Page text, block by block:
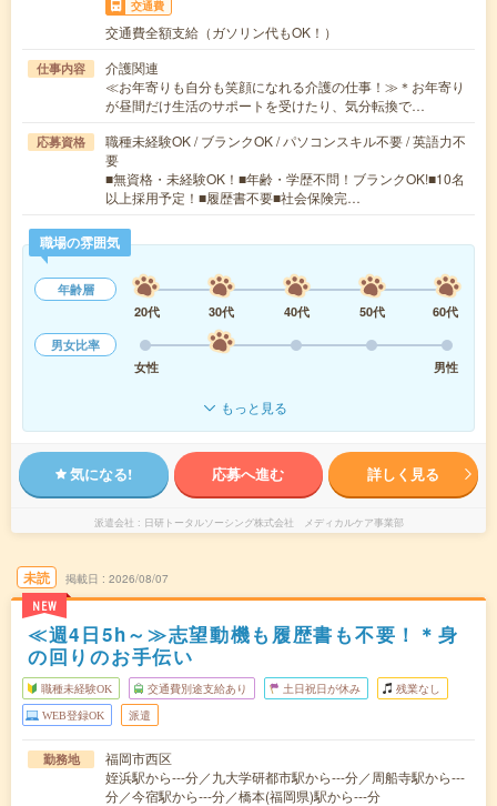
交通費
交通費全額支給（ガソリン代もOK！）
仕事内容
介護関連
≪お年寄りも自分も笑顔になれる介護の仕事！≫＊お年寄り
が昼間だけ生活のサポートを受けたり、気分転換で…
応募資格
職種未経験OK / ブランクOK / パソコンスキル不要 / 英語力不
要
■無資格・未経験OK！■年齢・学歴不問！ブランクOK!■10名
以上採用予定！■履歴書不要■社会保険完…
職場の雰囲気
年齢層
20代
30代 40代 50代
60代
男女比率
女性
男性
もっと見る
気になる! 応募へ進む 詳しく見る
派遣会社 日研トータルソーシング株式会社 メディカルケア事業部
未読
NEW
掲載日 2026/08/07
≪週4日5h～≫志望動機も履歴書も不要！＊身
の回りのお手伝い
職種未経験OK 交通費別途支給あり 土日祝日が休み 残業なし
WEB登録OK 派遣
勤務地
福岡市西区
姪浜駅から---分／九大学研都市駅から---分／周船寺駅から---
分／今宿駅から---分／橋本(福岡県)駅から---分